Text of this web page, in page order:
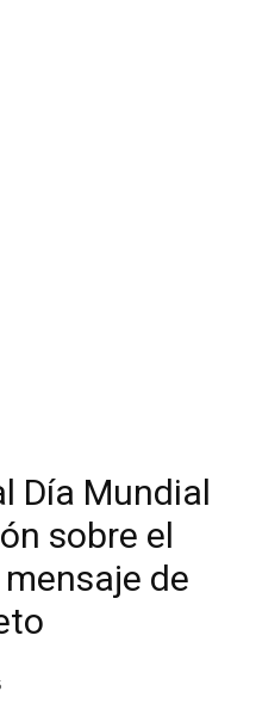
Día Mundial
sobre el
de